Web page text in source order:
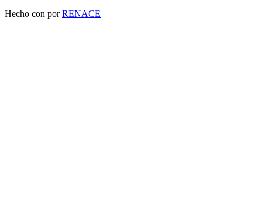
Hecho con porRENACE